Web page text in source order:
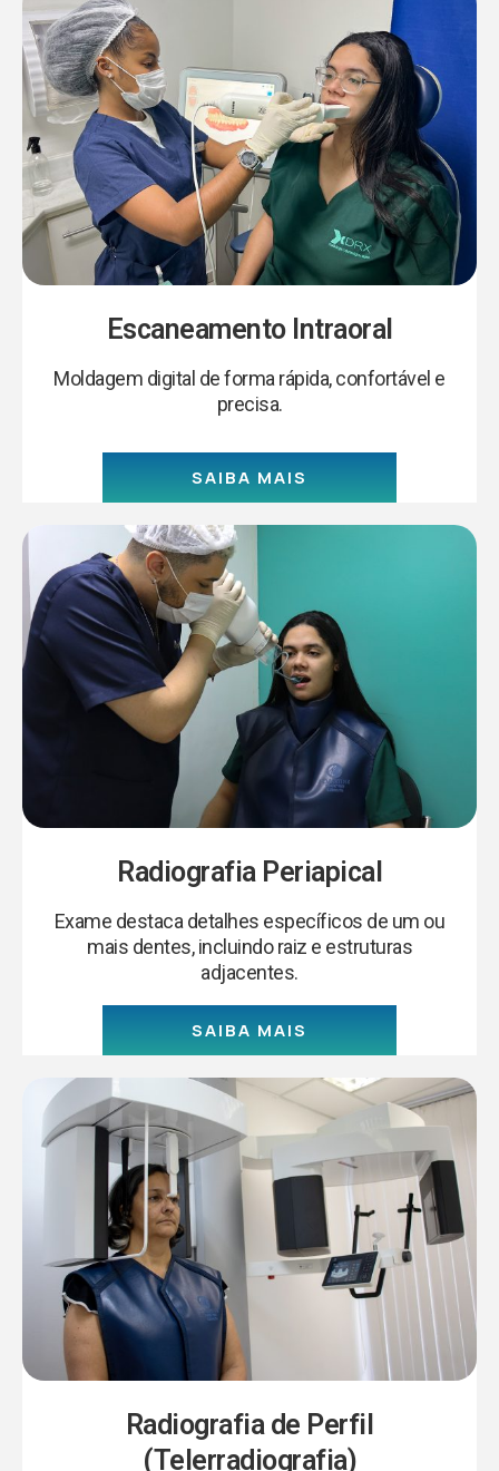
Escaneamento Intraoral
Moldagem digital de forma rápida, confortável e
precisa.
SAIBA MAIS
Radiografia Periapical
Exame destaca detalhes específicos de um ou
mais dentes, incluindo raiz e estruturas
adjacentes.
SAIBA MAIS
Radiografia de Perfil
(Telerradiografia)